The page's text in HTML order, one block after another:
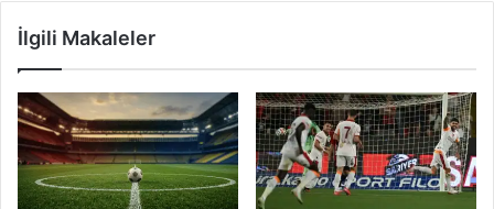
İlgili Makaleler